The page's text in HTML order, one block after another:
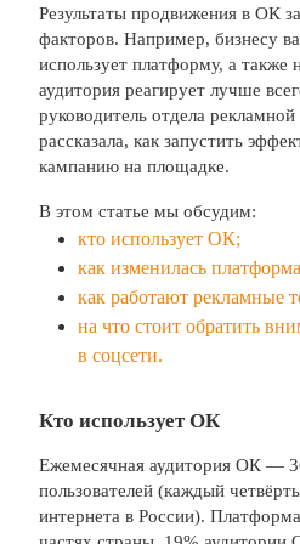
Результаты продвижения в ОК
факторов. Например, бизнесу
использует платформу, а также
аудитория реагирует лучше
руководитель отдела
рассказала, как запустить
кампанию на площадке.
В этом статье мы обсудим:
кто использует ОК;
как изменилась
как работают рекламные
на что стоит обратить
в соцсети.
Кто использует ОК
Ежемесячная аудитория ОК —
пользователей (каждый
интернета в России).